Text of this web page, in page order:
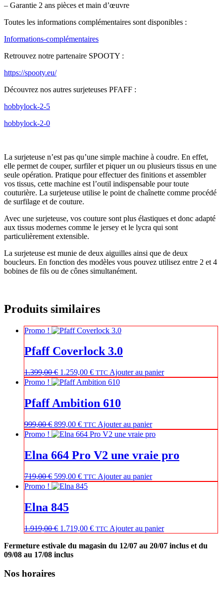
– Garantie 2 ans pièces et main d’œuvre
Toutes les informations complémentaires sont disponibles :
Informations-complémentaires
Retrouvez notre partenaire SPOOTY :
https://spooty.eu/
Découvrez nos autres surjeteuses PFAFF :
hobbylock-2-5
hobbylock-2-0
La surjeteuse n’est pas qu’une simple machine à coudre. En effet,
elle permet de couper, surfiler et piquer un ou plusieurs tissus en une
seule opération. Pratique pour effectuer des finitions et assembler
vos tissus, cette machine est l’outil indispensable pour toute
couturière. La surjeteuse utilise le point de chaînette comme procédé
de surfilage et de couture.
Avec une surjeteuse, vos couture sont plus élastiques et donc adapté
aux tissus modernes comme le jersey et le lycra qui sont
particulièrement extensible.
La surjeteuse est munie de deux aiguilles ainsi que de deux
boucleurs. En fonction des modèles vous pouvez utilisez entre 2 et 4
bobines de fils ou de cônes simultanément.
Produits similaires
Promo !
Pfaff Coverlock 3.0
1.399,00€ Le
prix
était :
1.399,00 €.
1.259,00 €Le
prix
est :
1.259,00 €.
TTC Ajouter au panier
Promo !
Pfaff Ambition 610
999,00€ Le
prix
était :
999,00 €.
899,00 €Le
prix
899,00 €.
TTC Ajouter au panier
Promo !
Elna 664 Pro V2 une vraie pro
719,00€ Le
prix
était :
719,00 €.
599,00 €Le
prix
TTC Ajouter au panier
Promo !
Elna 845
1.919,00€ Le
initial
était :
1.719,00 €Le
actuel
TTC Ajouter au panier
Fermeture estivale du magasin du 12/07 au 20/07 inclus et du
09/08 au 17/08 inclus
Nos horaires